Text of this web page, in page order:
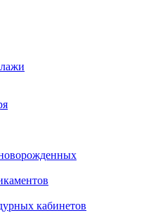
кабинетов